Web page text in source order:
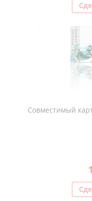
Совместимый